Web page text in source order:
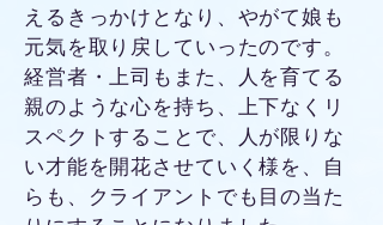
えるきっかけとなり、やがて娘も
元気を取り戻していったのです。
経営者・上司もまた、人を育てる
親のような心を持ち、上下なくリ
スペクトすることで、人が限りな
い才能を開花させていく様を、自
らも、クライアントでも目の当た